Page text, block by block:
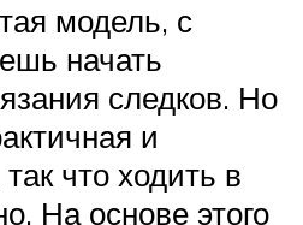
модель, с
начать
следков. Но
и
что ходить в
На основе этого